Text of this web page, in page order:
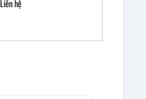
Liên hệ